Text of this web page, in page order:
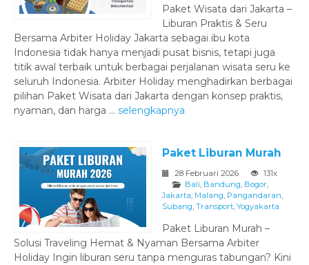
‎Paket Wisata dari Jakarta –
Liburan Praktis & Seru
Bersama Arbiter Holiday ‎Jakarta sebagai ibu kota
Indonesia tidak hanya menjadi pusat bisnis, tetapi juga
titik awal terbaik untuk berbagai perjalanan wisata seru ke
seluruh Indonesia. Arbiter Holiday menghadirkan berbagai
pilihan Paket Wisata dari Jakarta dengan konsep praktis,
nyaman, dan harga ... selengkapnya
Paket Liburan Murah
28 Februari 2026
131x
Bali, Bandung, Bogor,
Jakarta, Malang, Pangandaran,
Subang, Transport, Yogyakarta
‎Paket Liburan Murah –
Solusi Traveling Hemat & Nyaman Bersama Arbiter
Holiday ‎Ingin liburan seru tanpa menguras tabungan? Kini